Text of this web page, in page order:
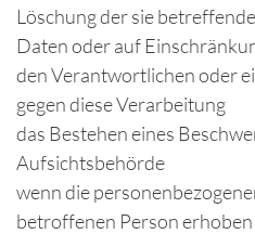
Löschung der sie
Daten oder auf
den Verantwortlichen oder
gegen diese Verarbeitung
das Bestehen eines
Aufsichtsbehörde
wenn die
betroffenen Person